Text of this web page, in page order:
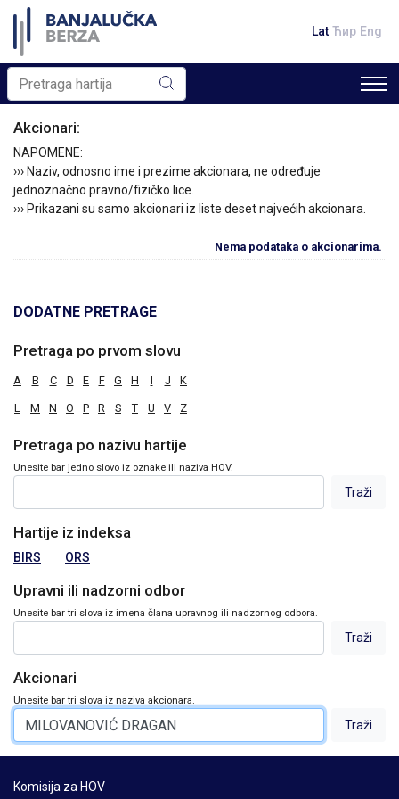
Lat Ћир Eng
Akcionari:
NAPOMENE:
››› Naziv, odnosno ime i prezime akcionara, ne određuje
jednoznačno pravno/fizičko lice.
››› Prikazani su samo akcionari iz liste deset najvećih akcionara.
Nema podataka o akcionarima.
DODATNE PRETRAGE
Pretraga po prvom slovu
A B C D E F G H I J K
L M N O P R S T U V Z
Pretraga po nazivu hartije
Unesite bar jedno slovo iz oznake ili naziva HOV.
Hartije iz indeksa
BIRS ORS
Upravni ili nadzorni odbor
Unesite bar tri slova iz imena člana upravnog ili nadzornog odbora.
Akcionari
Unesite bar tri slova iz naziva akcionara.
Komisija za HOV